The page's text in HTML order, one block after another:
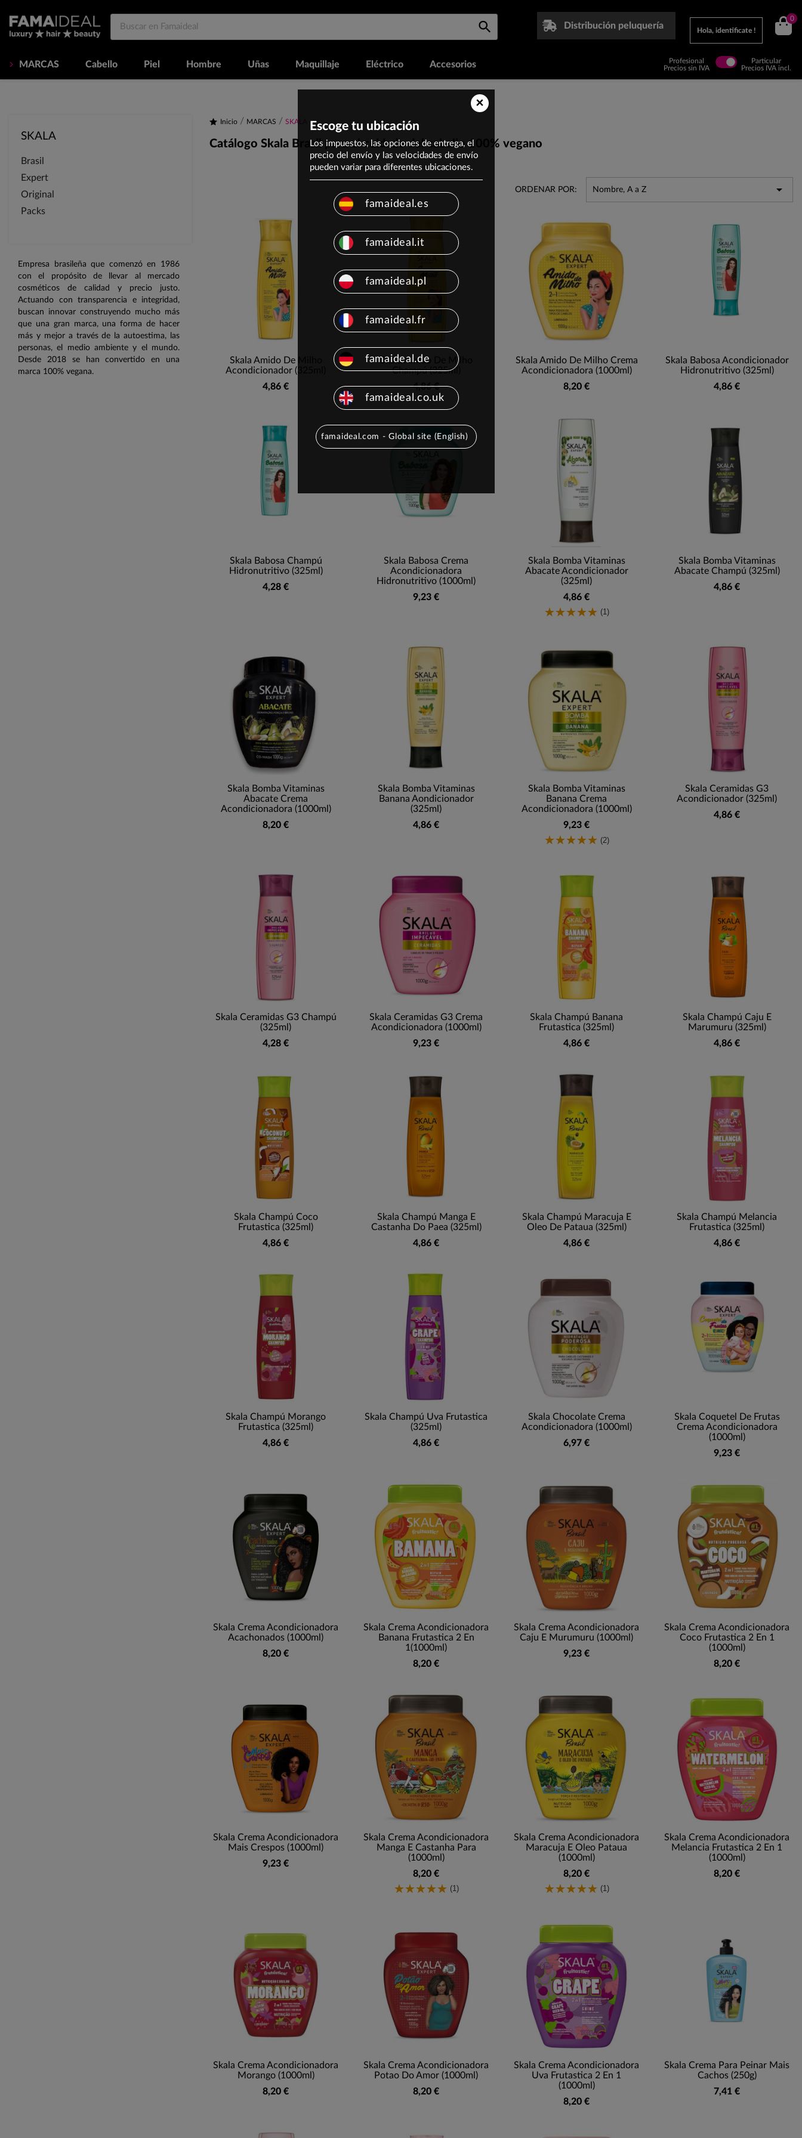
Distribución peluquería
Hola, identificate !
0
MARCAS Cabello Piel Hombre Uñas Maquillaje Eléctrico Accesorios
Profesional
Precios sin IVA
Particular
Precios IVA incl.
SKALA
Brasil
Expert
Original
Packs
Empresa brasileña que comenzó en 1986
con el propósito de llevar al mercado
cosméticos de calidad y precio justo.
Actuando con transparencia e integridad,
buscan innovar construyendo mucho más
que una gran marca, una forma de hacer
más y mejor a través de la autoestima, las
personas, el medio ambiente y el mundo.
Desde 2018 se han convertido en una
marca 100% vegana.
Inicio MARCAS SKALA
Catálogo Skala Brasil para el cuidado del cabello 100% vegano
ORDENAR POR: Nombre, A a Z 
Skala Amido De Milho
Acondicionador (325ml)
4,86 €
Skala Amido De Milho
Champú (325ml)
4,86 €
Skala Amido De Milho Crema
Acondicionadora (1000ml)
8,20 €
Skala Babosa Acondicionador
Hidronutritivo (325ml)
4,86 €
Skala Babosa Champú
Hidronutritivo (325ml)
4,28 €
Skala Babosa Crema
Acondicionadora
Hidronutritivo (1000ml)
9,23 €
Skala Bomba Vitaminas
Abacate Acondicionador
(325ml)
4,86 €
(1)
Skala Bomba Vitaminas
Abacate Champú (325ml)
4,86 €
Skala Bomba Vitaminas
Abacate Crema
Acondicionadora (1000ml)
8,20 €
Skala Bomba Vitaminas
Banana Aondicionador
(325ml)
4,86 €
Skala Bomba Vitaminas
Banana Crema
Acondicionadora (1000ml)
9,23 €
(2)
Skala Ceramidas G3
Acondicionador (325ml)
4,86 €
Skala Ceramidas G3 Champú
(325ml)
4,28 €
Skala Ceramidas G3 Crema
Acondicionadora (1000ml)
9,23 €
Skala Champú Banana
Frutastica (325ml)
4,86 €
Skala Champú Caju E
Marumuru (325ml)
4,86 €
Skala Champú Coco
Frutastica (325ml)
4,86 €
Skala Champú Manga E
Castanha Do Paea (325ml)
4,86 €
Skala Champú Maracuja E
Oleo De Pataua (325ml)
4,86 €
Skala Champú Melancia
Frutastica (325ml)
4,86 €
Skala Champú Morango
Frutastica (325ml)
4,86 €
Skala Champú Uva Frutastica
(325ml)
4,86 €
Skala Chocolate Crema
Acondicionadora (1000ml)
6,97 €
Skala Coquetel De Frutas
Crema Acondicionadora
(1000ml)
9,23 €
Skala Crema Acondicionadora
Acachonados (1000ml)
8,20 €
Skala Crema Acondicionadora
Banana Frutastica 2 En
1(1000ml)
8,20 €
Skala Crema Acondicionadora
Caju E Murumuru (1000ml)
9,23 €
Skala Crema Acondicionadora
Coco Frutastica 2 En 1
(1000ml)
8,20 €
Skala Crema Acondicionadora
Mais Crespos (1000ml)
9,23 €
Skala Crema Acondicionadora
Manga E Castanha Para
(1000ml)
8,20 €
(1)
Skala Crema Acondicionadora
Maracuja E Oleo Pataua
(1000ml)
8,20 €
(1)
Skala Crema Acondicionadora
Melancia Frutastica 2 En 1
(1000ml)
8,20 €
Skala Crema Acondicionadora
Morango (1000ml)
8,20 €
Skala Crema Acondicionadora
Potao Do Amor (1000ml)
8,20 €
Skala Crema Acondicionadora
Uva Frutastica 2 En 1
(1000ml)
8,20 €
Skala Crema Para Peinar Mais
Cachos (250g)
7,41 €
×
Escoge tu ubicación
Los impuestos, las opciones de entrega, el
precio del envío y las velocidades de envío
pueden variar para diferentes ubicaciones.
famaideal.es
famaideal.it
famaideal.pl
famaideal.fr
famaideal.de
famaideal.co.uk
famaideal.com - Global site (English)